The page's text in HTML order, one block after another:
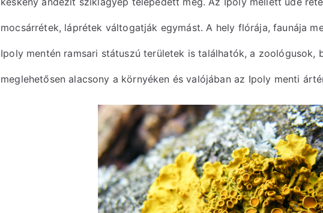
mocsárrétek, láprétek váltogatják egymást. A hely flórája, faunája
Ipoly mentén ramsari státuszú területek is találhatók, a zoológusok,
meglehetősen alacsony a környéken és valójában az Ipoly menti